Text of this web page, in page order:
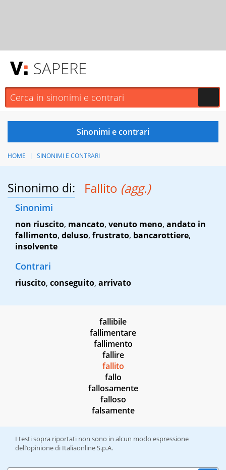
SAPERE
HOME SINONIMI E CONTRARI
Sinonimo di: Fallito (agg.)
Sinonimi
non riuscito, mancato, venuto meno, andato in
fallimento, deluso, frustrato, bancarottiere,
insolvente
Contrari
riuscito, conseguito, arrivato
fallibile
fallimentare
fallimento
fallire
fallito
fallo
fallosamente
falloso
falsamente
I testi sopra riportati non sono in alcun modo espressione
dell’opinione di Italiaonline S.p.A.